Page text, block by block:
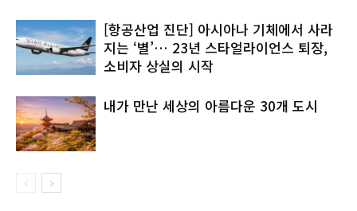
[항공산업 진단] 아시아나 기체에서 사라
지는 ‘별’… 23년 스타얼라이언스 퇴장,
소비자 상실의 시작
내가 만난 세상의 아름다운 30개 도시